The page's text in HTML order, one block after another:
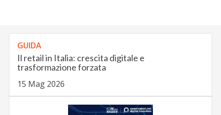
GUIDA
Il retail in Italia: crescita digitale e
trasformazione forzata
15 Mag 2026